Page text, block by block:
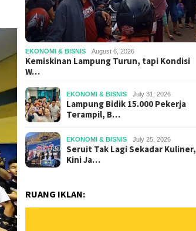
EKONOMI & BISNIS August 6, 2026
Kemiskinan Lampung Turun, tapi Kondisi
W…
EKONOMI & BISNIS July 31, 2026
Lampung Bidik 15.000 Pekerja
Terampil, B…
EKONOMI & BISNIS July 25, 2026
Seruit Tak Lagi Sekadar Kuliner,
Kini Ja…
RUANG IKLAN: